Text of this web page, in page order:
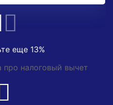
еще 13%
налоговый вычет